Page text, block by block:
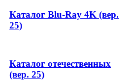
Каталог Blu-Ray 4K (вер.
25)
Каталог отечественных
(вер. 25)